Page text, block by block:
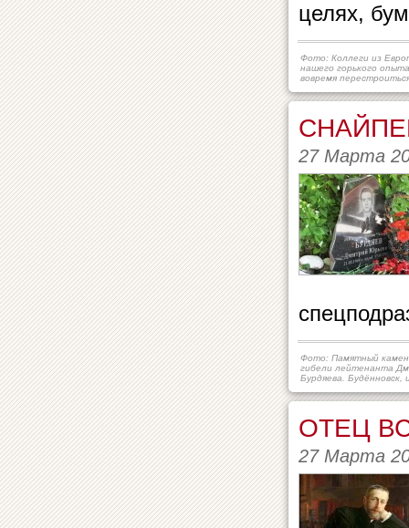
целях,
Фото: Коллеги из
нашего горького
вовремя
27 Марта
Фото: Памятный
гибели лейтенанта
Бурдяева. Будённовск,
ОТЕЦ
27 Марта